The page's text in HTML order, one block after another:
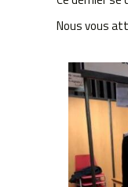
Nous vous